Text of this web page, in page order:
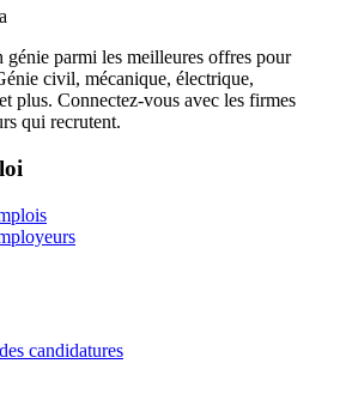
parmi les meilleures offres pour
civil, mécanique, électrique,
plus. Connectez-vous avec les firmes
qui recrutent.
candidatures